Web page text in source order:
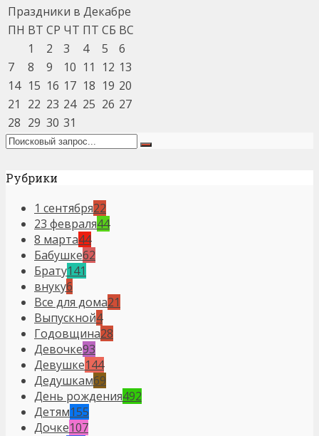
Праздники в Декабре
ПН ВТ СР ЧТ ПТ СБ ВС
1
2 3 4 5
6
7
8 9 10 11 12 13
14 15 16 17 18 19 20
21
22 23 24 25 26 27
28 29 30 31
Рубрики
1 сентября22
23 февраля44
8 марта44
Бабушке62
Брату141
внуку6
Все для дома21
Выпускной4
Годовщина28
Девочке93
Девушке144
Дедушкам69
День рождения492
Детям155
Дочке107